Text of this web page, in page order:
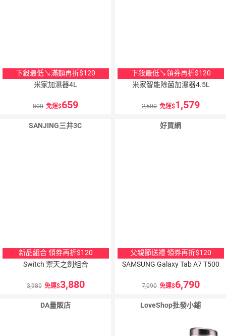
下殺最低↘滿額再折$120
米家加濕器4L
800 免運 659
下殺最低↘領券再折$120
米家智能除菌加濕器4.5L
2,500 免運 1,579
SANJING三井3C
新品組合 領券再折$120
Switch 禦天之劍組合
3,980 免運 3,880
好買網
父親節送禮 領券再折$120
SAMSUNG Galaxy Tab A7 T500
7,090 免運 6,790
DA量販店 LoveShop批發小鋪